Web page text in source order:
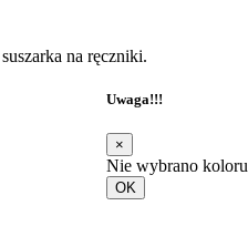
na ręczniki.
Uwaga!!!
×
Nie wybrano koloru
OK